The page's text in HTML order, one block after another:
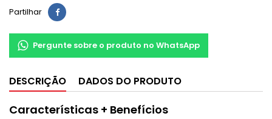
Partilhar
Pergunte sobre o produto no WhatsApp
DESCRIÇÃO DADOS DO PRODUTO
Características + Benefícios